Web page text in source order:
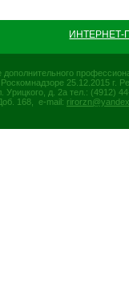
25.12.2015
д. 2а тел.: (4912)
168, e-mail: